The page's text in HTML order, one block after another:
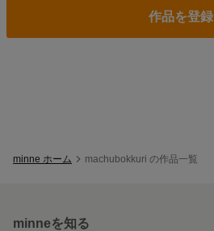
作品を登録
minne ホーム machubokkuri の作品一覧
minneを知る